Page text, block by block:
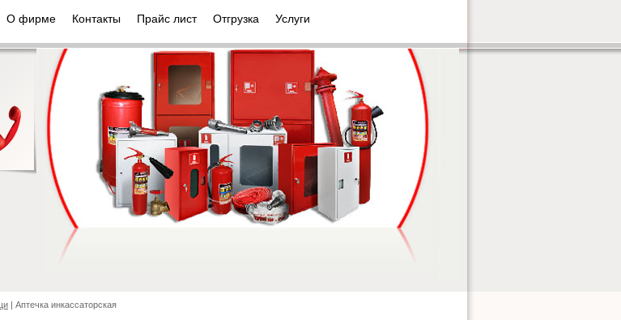
О фирме Контакты Прайс лист Отгрузка Услуги
| Аптечка инкассаторская